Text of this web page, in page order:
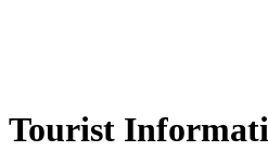
Tourist